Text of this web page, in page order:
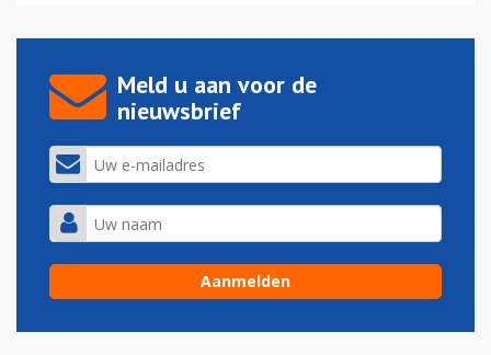
Meld u aan voor de
nieuwsbrief